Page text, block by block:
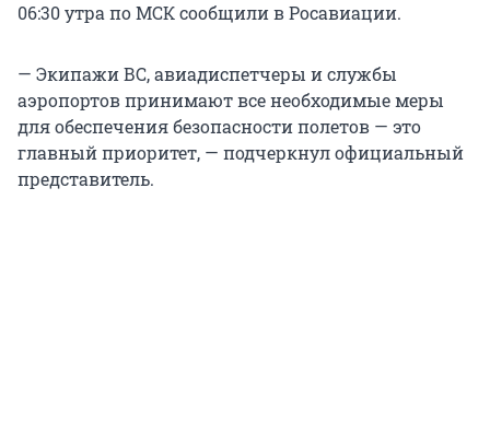
06:30 утра по МСК сообщили в Росавиации.
— Экипажи ВС, авиадиспетчеры и службы
аэропортов принимают все необходимые меры
для обеспечения безопасности полетов — это
главный приоритет, — подчеркнул официальный
представитель.